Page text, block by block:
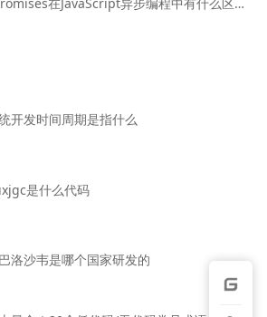
开发时间周期是指什么
是什么代码
洛沙韦是哪个国家研发的